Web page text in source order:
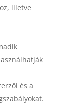
illetve
és a